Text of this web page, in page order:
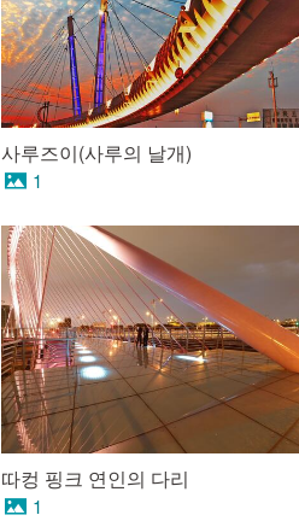
사루즈이(사루의 날개)
1
따컹 핑크 연인의 다리
1